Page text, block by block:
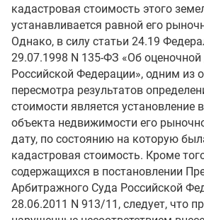
кадастровая стоимость этого
устанавливается равной его
Однако, в силу статьи 24.19
29.07.1998 N 135-ФЗ «Об оценочной
Российской Федерации», одним из
пересмотра результатов
стоимости является установление
объекта недвижимости его
дату, по состоянию на которую
кадастровая стоимость. Кроме
содержащихся в постановлении
Арбитражного Суда Российской
28.06.2011 N 913/11, следует, что